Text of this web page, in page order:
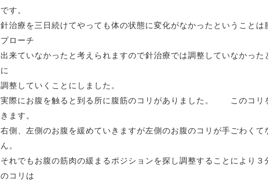
です。
針治療を三日続けてやっても体の状態に変化がなかったということは
プローチ
出来ていなかったと考えられますので針治療では調整していなかった
に
調整していくことにしました。
実際にお腹を触ると到る所に腹筋のコリがありました。 このコリ
きます。
右側、左側のお腹を緩めていきますが左側のお腹のコリが手ごわくて
ん。
それでもお腹の筋肉の緩まるポジションを探し調整することにより３
のコリは